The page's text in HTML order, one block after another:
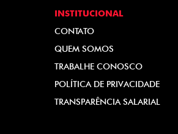
INSTITUCIONAL
CONTATO
QUEM SOMOS
TRABALHE CONOSCO
POLÍTICA DE PRIVACIDADE
TRANSPARÊNCIA SALARIAL